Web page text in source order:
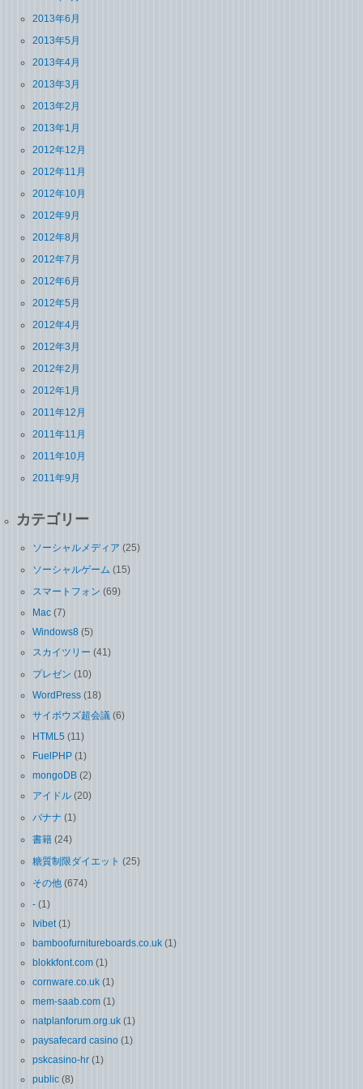
2013年6月
2013年5月
2013年4月
2013年3月
2013年2月
2013年1月
2012年12月
2012年11月
2012年10月
2012年9月
2012年8月
2012年7月
2012年6月
2012年5月
2012年4月
2012年3月
2012年2月
2012年1月
2011年12月
2011年11月
2011年10月
2011年9月
カテゴリー
ソーシャルメディア (25)
ソーシャルゲーム (15)
スマートフォン (69)
Mac (7)
Windows8 (5)
スカイツリー (41)
プレゼン (10)
WordPress (18)
サイボウズ超会議 (6)
HTML5 (11)
FuelPHP (1)
mongoDB (2)
アイドル (20)
バナナ (1)
書籍 (24)
糖質制限ダイエット (25)
その他 (674)
- (1)
Ivibet (1)
bamboofurnitureboards.co.uk (1)
blokkfont.com (1)
cornware.co.uk (1)
mem-saab.com (1)
natplanforum.org.uk (1)
paysafecard casino (1)
pskcasino-hr (1)
public (8)